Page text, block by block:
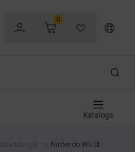
0
Katalogs
Nintendo spēle
Nintendo Wii Stu